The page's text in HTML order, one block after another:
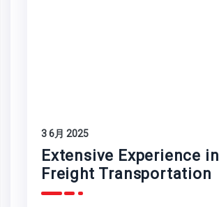
3 6月 2025
Extensive Experience in
Freight Transportation